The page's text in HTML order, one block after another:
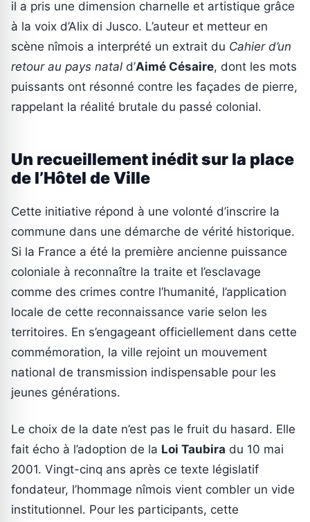
il a pris une dimension charnelle et artistique grâce
à la voix d’Alix di Jusco. L’auteur et metteur en
scène nîmois a interprété un extrait du Cahier d’un
retour au pays natal d’Aimé Césaire, dont les mots
puissants ont résonné contre les façades de pierre,
rappelant la réalité brutale du passé colonial.
Un recueillement inédit sur la place
de l’Hôtel de Ville
Cette initiative répond à une volonté d’inscrire la
commune dans une démarche de vérité historique.
Si la France a été la première ancienne puissance
coloniale à reconnaître la traite et l’esclavage
comme des crimes contre l’humanité, l’application
locale de cette reconnaissance varie selon les
territoires. En s’engageant officiellement dans cette
commémoration, la ville rejoint un mouvement
national de transmission indispensable pour les
jeunes générations.
Le choix de la date n’est pas le fruit du hasard. Elle
fait écho à l’adoption de la Loi Taubira du 10 mai
2001. Vingt-cinq ans après ce texte législatif
fondateur, l’hommage nîmois vient combler un vide
institutionnel. Pour les participants, cette